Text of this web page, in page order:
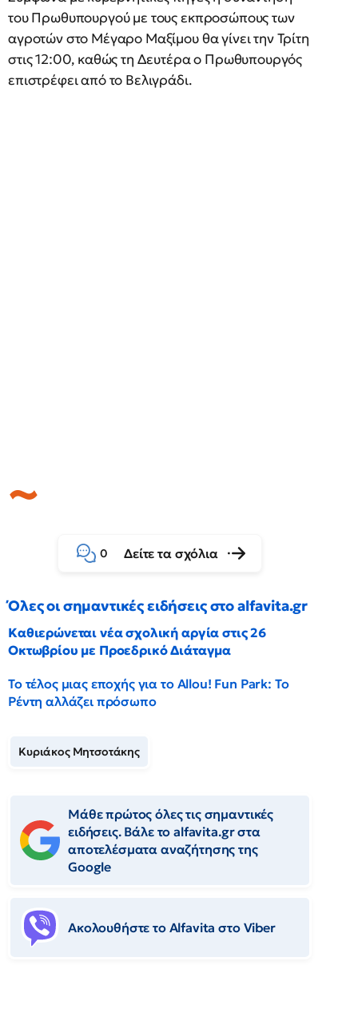
του Πρωθυπουργού με τους εκπροσώπους των
αγροτών στο Μέγαρο Μαξίμου θα γίνει την Τρίτη
στις 12:00, καθώς τη Δευτέρα ο Πρωθυπουργός
επιστρέφει από το Βελιγράδι.
0 Δείτε τα σχόλια
Όλες οι σημαντικές ειδήσεις στο alfavita.gr
Καθιερώνεται νέα σχολική αργία στις 26
Οκτωβρίου με Προεδρικό Διάταγμα
Το τέλος μιας εποχής για το Allou! Fun Park: Το
Ρέντη αλλάζει πρόσωπο
Κυριάκος Μητσοτάκης
Μάθε πρώτος όλες τις σημαντικές
ειδήσεις. Βάλε το alfavita.gr στα
αποτελέσματα αναζήτησης της
Google
Ακολουθήστε το Αlfavita στο Viber